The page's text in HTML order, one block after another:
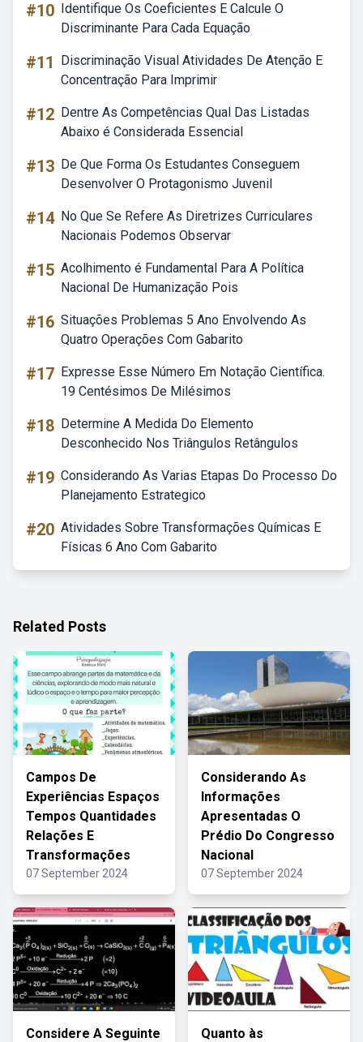
#10 Identifique Os Coeficientes E Calcule O
Discriminante Para Cada Equação
#11
Discriminação Visual Atividades De Atenção E
Concentração Para Imprimir
#12 Dentre As Competências Qual Das Listadas
Abaixo é Considerada Essencial
#13 De Que Forma Os Estudantes Conseguem
Desenvolver O Protagonismo Juvenil
#14 No Que Se Refere As Diretrizes Curriculares
Nacionais Podemos Observar
#15 Acolhimento é Fundamental Para A Política
Nacional De Humanização Pois
#16 Situações Problemas 5 Ano Envolvendo As
Quatro Operações Com Gabarito
#17 Expresse Esse Número Em Notação Científica.
19 Centésimos De Milésimos
#18 Determine A Medida Do Elemento
Desconhecido Nos Triângulos Retângulos
#19 Considerando As Varias Etapas Do Processo Do
Planejamento Estrategico
#20 Atividades Sobre Transformações Químicas E
Físicas 6 Ano Com Gabarito
Related Posts
Campos De
Experiências Espaços
Tempos Quantidades
Relações E
Transformações
07 September 2024
Considerando As
Informações
Apresentadas O
Prédio Do Congresso
Nacional
07 September 2024
Considere A Seguinte Quanto às